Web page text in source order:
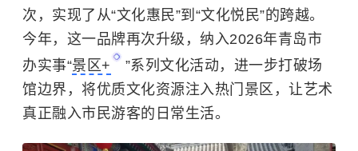
次，实现了从“文化惠民”到“文化悦民”的跨越。
今年，这一品牌再次升级，纳入2026年青岛市
办实事“景区+
”系列文化活动，进一步打破场
馆边界，将优质文化资源注入热门景区，让艺术
真正融入市民游客的日常生活。